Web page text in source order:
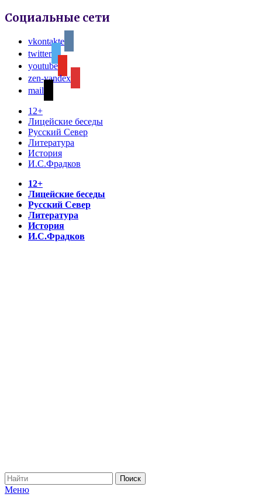
Социальные сети
vkontakte
twitter
youtube
zen-yandex
mail
12+
Лицейские беседы
Русский Север
Литература
История
И.С.Фрадков
12+
Лицейские беседы
Русский Север
Литература
История
И.С.Фрадков
Меню